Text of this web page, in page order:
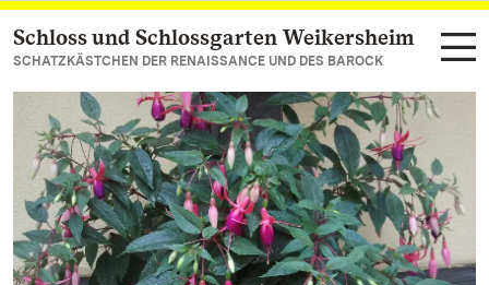
Zum Hauptinhalt springen
Schloss und Schlossgarten Weikersheim
SCHATZKÄSTCHEN DER RENAISSANCE UND DES BAROCK